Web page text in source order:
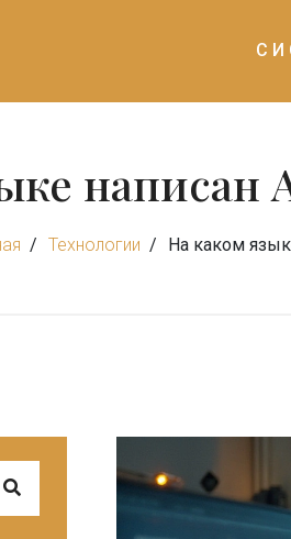
C И
написан
Технологии На каком